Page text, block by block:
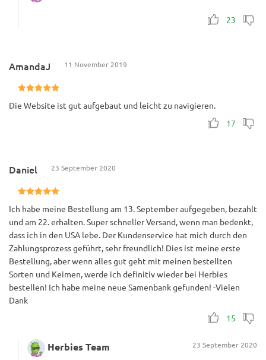
23
AmandaJ 11 November 2019
Die Website ist gut aufgebaut und leicht zu navigieren.
17
Daniel 23 September 2020
Ich habe meine Bestellung am 13. September aufgegeben, bezahlt
und am 22. erhalten. Super schneller Versand, wenn man bedenkt,
dass ich in den USA lebe. Der Kundenservice hat mich durch den
Zahlungsprozess geführt, sehr freundlich! Dies ist meine erste
Bestellung, aber wenn alles gut geht mit meinen bestellten
Sorten und Keimen, werde ich definitiv wieder bei Herbies
bestellen! Ich habe meine neue Samenbank gefunden! -Vielen
Dank
15
Herbies Team 23 September 2020